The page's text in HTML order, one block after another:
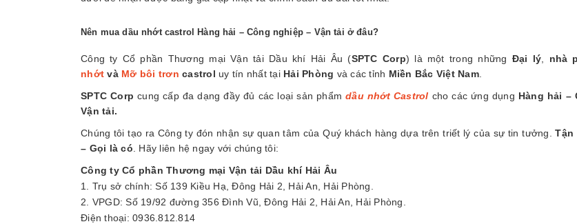
Nên mua dầu nhớt castrol Hàng hải – Công nghiệp – Vận tải ở đâu?
Công ty Cổ phần Thương mại Vận tải Dầu khí Hải Âu (SPTC Corp) là một trong những Đại lý nhà
nhớt và Mỡ bôi trơn castrol uy tín nhất tại Hải Phòng và các tỉnh Miền Bắc Việt Nam.
SPTC Corp cung cấp đa dạng đầy đủ các loại sản phẩm dầu nhớt Castrol cho các ứng dụng Hàng hải –
Vận tải.
Chúng tôi tạo ra Công ty đón nhận sự quan tâm của Quý khách hàng dựa trên triết lý của sự tin tưởng.Tận
– Gọi là có . Hãy liên hệ ngay với chúng tôi:
Công ty Cổ phần Thương mại Vận tải Dầu khí Hải Âu
1. Trụ sở chính: Số 139 Kiều Hạ, Đông Hải 2, Hải An, Hải Phòng.
2. VPGD: Số 19/92 đường 356 Đình Vũ, Đông Hải 2, Hải An, Hải Phòng.
Điện thoại: 0936.812.814